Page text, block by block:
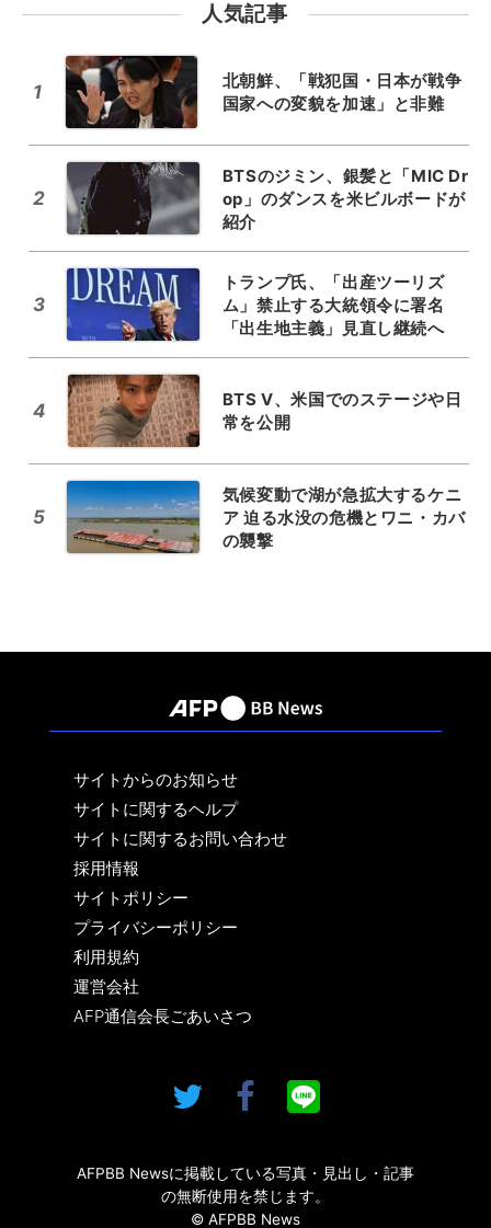
人気記事
1
北朝鮮、「戦犯国・日本が戦争
国家への変貌を加速」と非難
2
BTSのジミン、銀髪と「MIC Dr
op」のダンスを米ビルボードが
紹介
3
トランプ氏、「出産ツーリズ
ム」禁止する大統領令に署名
「出生地主義」見直し継続へ
4
BTS V、米国でのステージや日
常を公開
5
気候変動で湖が急拡大するケニ
ア 迫る水没の危機とワニ・カバ
の襲撃
サイトからのお知らせ
サイトに関するヘルプ
サイトに関するお問い合わせ
採用情報
サイトポリシー
プライバシーポリシー
利用規約
運営会社
AFP通信会長ごあいさつ
AFPBB Newsに掲載している写真・見出し・記事
の無断使用を禁じます。
© AFPBB News